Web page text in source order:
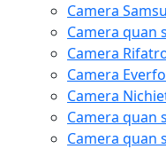
Camera
Camera quan
Camera
Camera
Camera
Camera quan
Camera quan